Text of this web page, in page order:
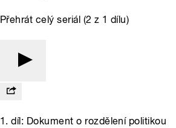
Přehrát celý seriál (2 z 1 dílu)
1. díl: Dokument o rozdělení politikou